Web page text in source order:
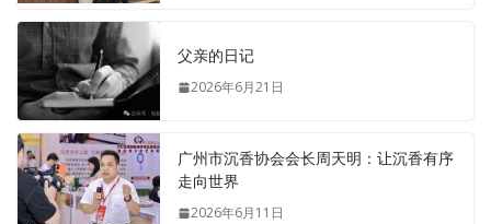
父亲的日记
2026年6月21日
广州市沉香协会会长周天明：让沉香有序
走向世界
2026年6月11日